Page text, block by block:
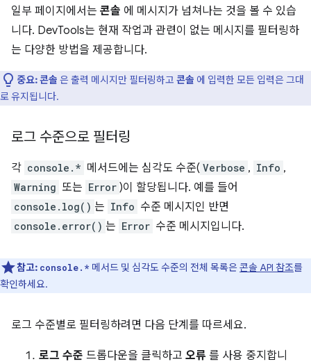
일부 페이지에서는 콘솔 에 메시지가 넘쳐나는 것을 볼 수 있습
니다. DevTools는 현재 작업과 관련이 없는 메시지를 필터링하
는 다양한 방법을 제공합니다.
중요:콘솔 은 출력 메시지만 필터링하고 콘솔 에 입력한 모든 입력은 그대
로 유지됩니다.
로그 수준으로 필터링
각 console.* 메서드에는 심각도 수준( Verbose , Info ,
Warning 또는 Error )이 할당됩니다. 예를 들어
console.log() 는 Info 수준 메시지인 반면
console.error() 는 Error 수준 메시지입니다.
참고: console.* 메서드 및 심각도 수준의 전체 목록은콘솔 API 참조를
확인하세요.
로그 수준별로 필터링하려면 다음 단계를 따르세요.
로그 수준 드롭다운을 클릭하고 오류 를 사용 중지합니